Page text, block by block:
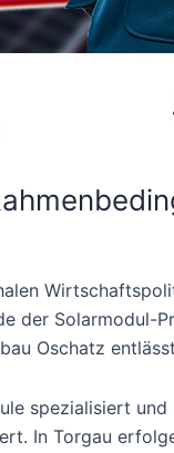
der Solarmodul-
Oschatz
spezialisiert
In Torgau